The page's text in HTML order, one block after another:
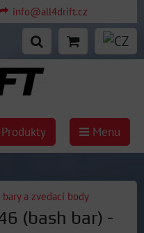
info@all4drift.cz
Produkty Menu
bary a zvedací body
(bash bar) -